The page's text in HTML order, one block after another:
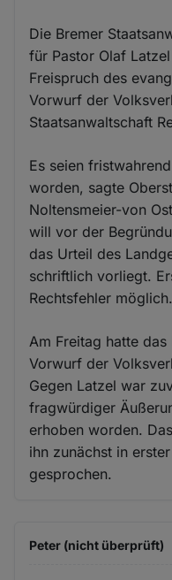
Die Bremer
für Pastor Olaf
Freispruch des
Vorwurf der
Staatsanwaltschaft
Es seien
worden, sagte
Noltensmeier-von
will vor der
das Urteil des
schriftlich vorliegt.
Rechtsfehler möglich.
Am Freitag hatte
Vorwurf der
Gegen Latzel war
fragwürdiger
erhoben worden.
ihn zunächst in
gesprochen.
Peter (nicht überprüft)